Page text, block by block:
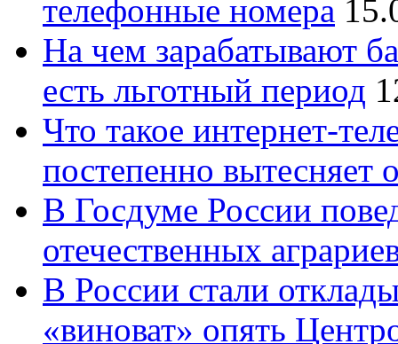
телефонные номера
На чем зарабатывают
есть льготный период
Что такое интернет-
постепенно вытесняет
В Госдуме России
отечественных
В России стали
«виноват» опять